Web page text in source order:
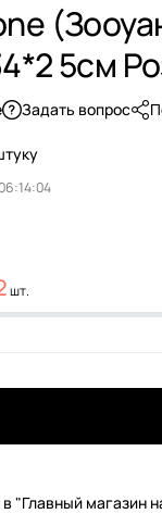
5см
Задать вопрос
шт.
"Главный магазин